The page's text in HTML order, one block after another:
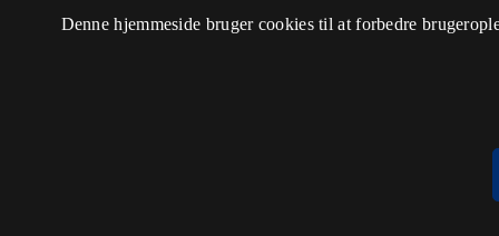
ISSN 2245-893X (Online)
Denne hjemmeside bruger cookies til at forbedre